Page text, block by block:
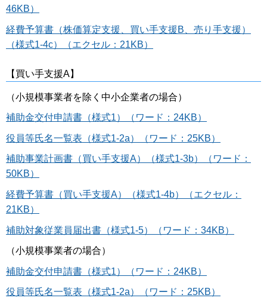
46KB）
経費予算書（株価算定支援、買い手支援B、売り手支援）
（様式1-4c）（エクセル：21KB）
【買い手支援A】
（小規模事業者を除く中小企業者の場合）
補助金交付申請書（様式1）（ワード：24KB）
役員等氏名一覧表（様式1-2a）（ワード：25KB）
補助事業計画書（買い手支援A）（様式1-3b）（ワード：
50KB）
経費予算書（買い手支援A）（様式1-4b）（エクセル：
21KB）
補助対象従業員届出書（様式1-5）（ワード：34KB）
（小規模事業者の場合）
補助金交付申請書（様式1）（ワード：24KB）
役員等氏名一覧表（様式1-2a）（ワード：25KB）